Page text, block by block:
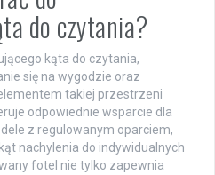
do czytania?
kąta do czytania,
się na wygodzie oraz
takiej przestrzeni
odpowiednie wsparcie dla
z regulowanym oparciem,
nachylenia do indywidualnych
fotel nie tylko zapewnia